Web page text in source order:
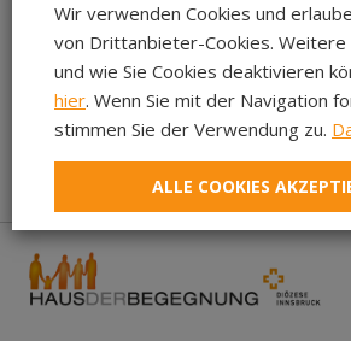
Haus der Begegnung
In diesem Zeitraum wurden keine
Wir verwenden Cookies und
von Drittanbieter-Cookies.
und wie Sie Cookies deaktivieren
hier. Wenn Sie mit der Navigation
stimmen Sie der Verwendung zu.
ALLE COOKIES